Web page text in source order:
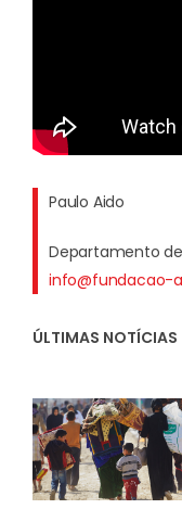
Paulo Aido
Departamento
info@fundacao-
ÚLTIMAS NOTÍCIAS